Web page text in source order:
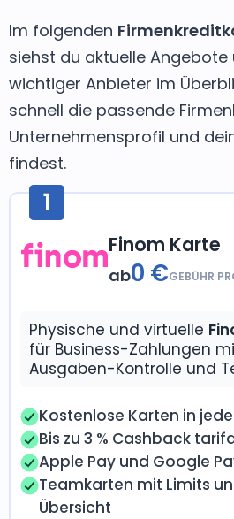
Im folgenden
siehst du aktuelle Angebote
wichtiger Anbieter im
schnell die passende
Unternehmensprofil und
findest.
1
Finom Karte
ab0 €GEBÜHR
Physische und virtuelle
für Business-Zahlungen
Ausgaben-Kontrolle und
Kostenlose Karten in
Bis zu 3 % Cashback
Apple Pay und Google
Teamkarten mit Limits
Übersicht